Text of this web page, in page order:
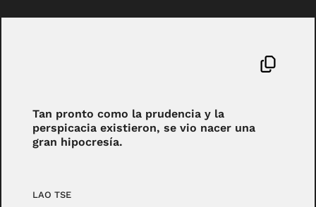
Tan pronto como la prudencia y la
perspicacia existieron, se vio nacer una
gran hipocresía.
LAO TSE